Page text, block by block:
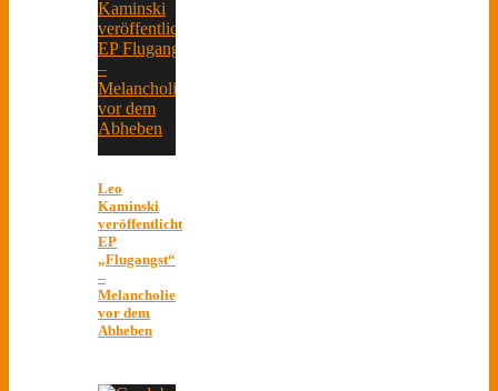
Leo
Kaminski
veröffentlicht
EP
„Flugangst“
–
Melancholie
vor dem
Abheben